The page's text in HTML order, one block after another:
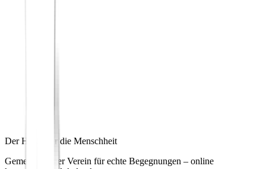
Der Hafen für die Menschheit
Gemeinnütziger Verein für echte Begegnungen – online